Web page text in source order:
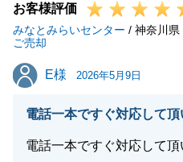
上ない喜びに感じておりま
今後も、お客様に心から
誠意努めてまいります。
引き続き、みなとみらいセ
お客様評価
みなとみらいセンター / 神奈川県
ご売却
E様
E様 2026年5月9日
電話一本ですぐ対応して頂
電話一本ですぐ対応して